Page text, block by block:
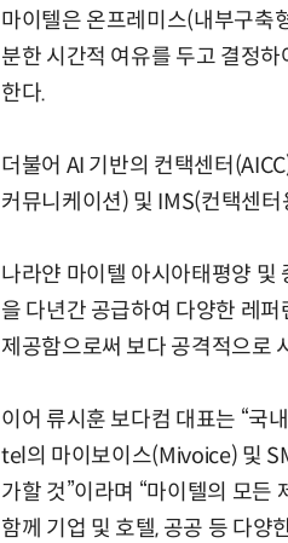
마이텔은 온프레미스(내부구축
분한 시간적 여유를 두고 결정
한다.
더불어 AI 기반의 컨택센터
커뮤니케이션) 및 IMS(컨택센
나라얀 마이텔 아시아태평양 및
을 다년간 공급하여 다양한 레
제공함으로써 보다 공격적으로
이어 류시훈 보다컴 대표는 “국
tel의 마이보이스(Mivoice) 및
가할 것”이라며 “마이텔의 모든
함께 기업 및 호텔, 공공 등 다양